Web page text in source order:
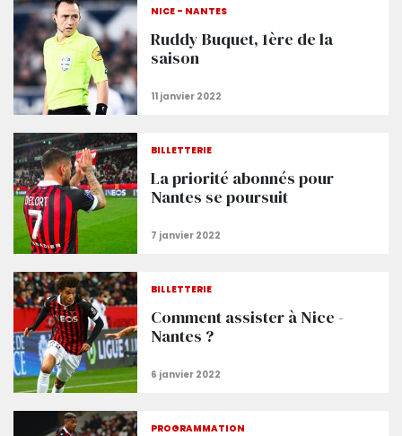
NICE - NANTES
Ruddy Buquet, 1ère de la
saison
BILLETTERIE
La priorité abonnés pour
Nantes se poursuit
BILLETTERIE
Comment assister à Nice -
Nantes ?
PROGRAMMATION